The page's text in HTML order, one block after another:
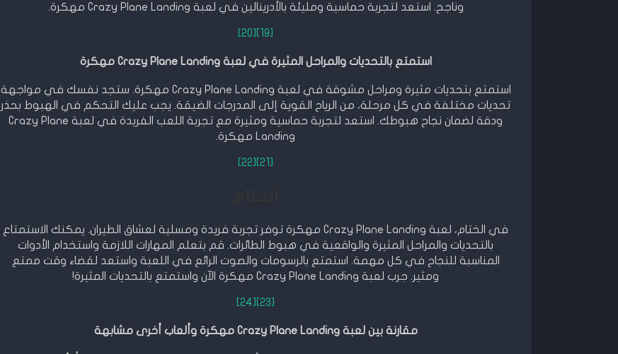
وناجح. استعد لتجربة حماسية ومليئة بالأدرينالين في لعبة Crazy Plane Landing مهكرة.
[19]
[20]
استمتع بالتحديات والمراحل المثيرة في لعبة Crazy Plane Landing مهكرة
استمتع بتحديات مثيرة ومراحل مشوقة في لعبة Crazy Plane Landing مهكرة. ستجد نفسك في مواجهة
تحديات مختلفة في كل مرحلة، من الرياح القوية إلى المدرجات الضيقة. يجب عليك التحكم في الهبوط بحذر
ودقة لضمان نجاح هبوطك. استعد لتجربة حماسية ومثيرة مع تجربة اللعب الفريدة في لعبة Crazy Plane
Landing مهكرة.
[21]
[22]
في الختام، لعبة Crazy Plane Landing مهكرة توفر تجربة فريدة ومسلية لعشاق الطيران. يمكنك الاستمتاع
بالتحديات والمراحل المثيرة والواقعية في هبوط الطائرات. قم بتعلم المهارات اللازمة واستخدام الأدوات
المناسبة للنجاح في كل مهمة. استمتع بالرسومات والصوت الرائع في اللعبة واستعد لقضاء وقت ممتع
ومثير. جرب لعبة Crazy Plane Landing مهكرة الآن واستمتع بالتحديات المثيرة!
[23]
[24]
مقارنة بين لعبة Crazy Plane Landing مهكرة وألعاب أخرى مشابهة